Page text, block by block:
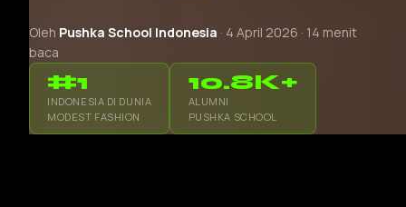
Oleh Pushka School Indonesia · 4 April 2026 · 14 menit
baca
#1
INDONESIA DI DUNIA
MODEST FASHION
10.8K+
ALUMNI
PUSHKA SCHOOL